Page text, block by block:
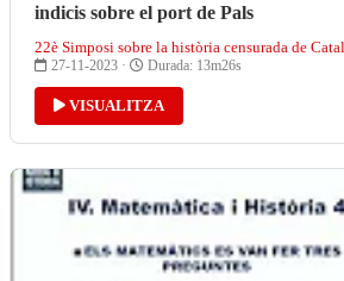
indicis sobre el port de Pals
22è Simposi sobre la història censurada de
27-11-2023 · Durada: 13m26s
VISUALITZA